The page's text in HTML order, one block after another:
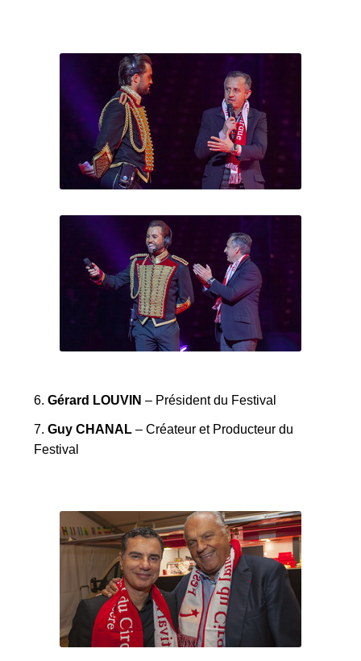
6. Gérard LOUVIN – Président du Festival
7. Guy CHANAL – Créateur et Producteur du
Festival